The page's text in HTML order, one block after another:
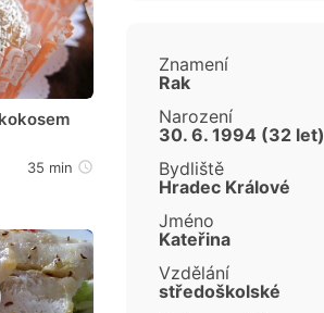
nebyl hodnocen
35 min
Znamení
Rak
Narození
30. 6. 1994 (32 let)
Bydliště
Hradec Králové
Jméno
Kateřina
Vzdělání
středoškolské